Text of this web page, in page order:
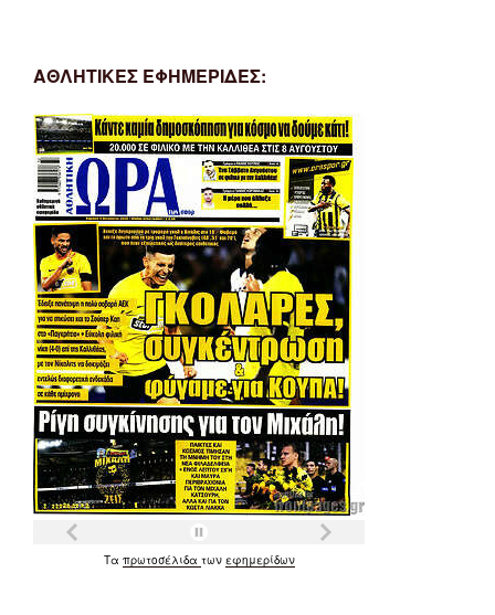
ΑΘΛΗΤΙΚΕΣ ΕΦΗΜΕΡΙΔΕΣ:
Τα πρωτοσέλιδα των εφημερίδων